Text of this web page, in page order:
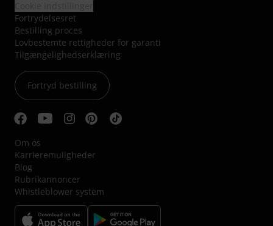
Fortrydelsesret
Bestilling proces
Lovbestemte rettigheder for garanti
Tilgængelighedserklæring
Fortryd bestilling
Om os
Karrieremuligheder
Blog
Rubrikannoncer
Whistleblower system